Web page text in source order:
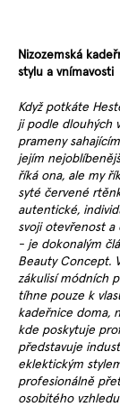
Nizozemská
stylu a vnímavosti
Když potkáte
ji podle dlouhých
prameny
jejím
říká ona, ale my
syté červené
autentické,
svoji otevřenost a
- je dokonalým
Beauty Concept.
zákulisí módních
tíhne pouze k
kadeřnice doma,
kde poskytuje
představuje
eklektickým
profesionálně
osobitého